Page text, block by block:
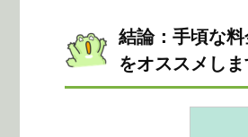
結論：手頃な
をオススメしま